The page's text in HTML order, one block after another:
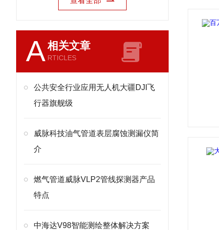
A相关文章
RTICLES
公共安全行业应用无人机大疆DJI飞
行器旗舰级
威脉科技油气管道表层腐蚀测漏仪简
介
燃气管道威脉VLP2管线探测器产品
特点
中海达V98智能测绘整体解决方案